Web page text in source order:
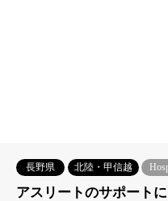
長野県 北陸・甲信越
アスリートのサポート